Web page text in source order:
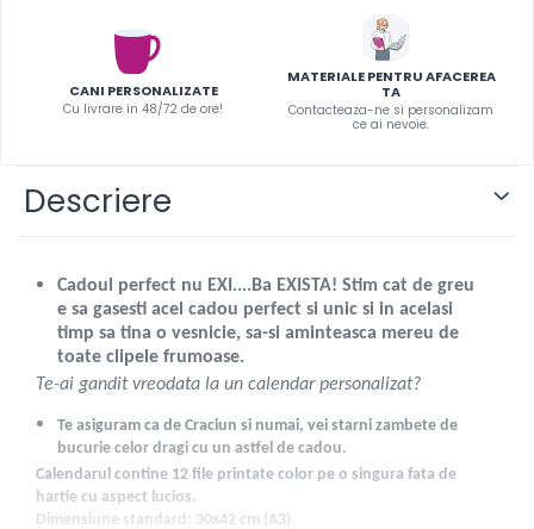
CANI PERSONALIZATE
Cu livrare in 48/72 de ore!
MATERIALE PENTRU AFACEREA
TA
Contacteaza-ne si personalizam
ce ai nevoie.
Descriere
Cadoul perfect nu EXI....Ba EXISTA! Stim cat de greu
e sa gasesti acel cadou perfect si unic si in acelasi
timp sa tina o vesnicie, sa-si aminteasca mereu de
toate clipele frumoase.
Te-ai gandit vreodata la un calendar personalizat?
Te asiguram ca de Craciun si numai, vei starni zambete de
bucurie celor dragi cu un astfel de cadou.
Calendarul contine 12 file printate color pe o singura fata de
hartie cu aspect lucios.
Dimensiune standard: 30x42 cm (A3)